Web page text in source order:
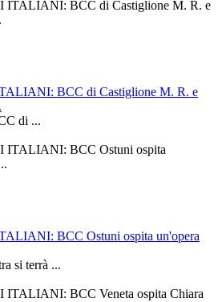
BCC di Castiglione M. R. e
di ...
BCC Ostuni ospita un'opera
si terrà ...